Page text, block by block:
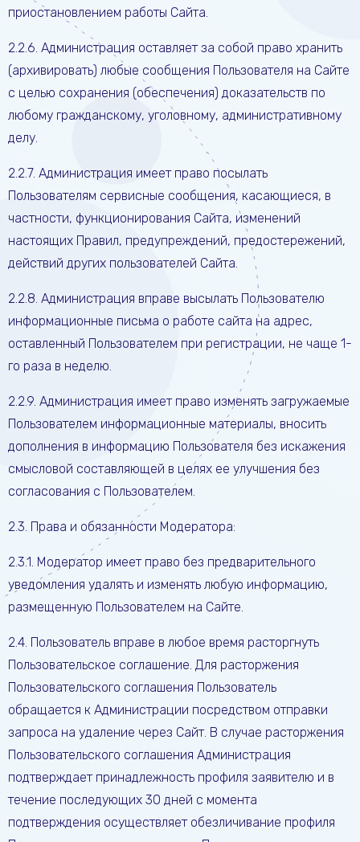
приостановлением работы Сайта.
2.2.6. Администрация оставляет за собой право хранить
(архивировать) любые сообщения Пользователя на Сайте
с целью сохранения (обеспечения) доказательств по
любому гражданскому, уголовному, административному
делу.
2.2.7. Администрация имеет право посылать
Пользователям сервисные сообщения, касающиеся, в
частности, функционирования Сайта, изменений
настоящих Правил, предупреждений, предостережений,
действий других пользователей Сайта.
2.2.8. Администрация вправе высылать Пользователю
информационные письма о работе сайта на адрес,
оставленный Пользователем при регистрации, не чаще 1-
го раза в неделю.
2.2.9. Администрация имеет право изменять загружаемые
Пользователем информационные материалы, вносить
дополнения в информацию Пользователя без искажения
смысловой составляющей в целях ее улучшения без
согласования с Пользователем.
2.3. Права и обязанности Модератора:
2.3.1. Модератор имеет право без предварительного
уведомления удалять и изменять любую информацию,
размещенную Пользователем на Сайте.
2.4. Пользователь вправе в любое время расторгнуть
Пользовательское соглашение. Для расторжения
Пользовательского соглашения Пользователь
обращается к Администрации посредством отправки
запроса на удаление через Сайт. В случае расторжения
Пользовательского соглашения Администрация
подтверждает принадлежность профиля заявителю и в
течение последующих 30 дней с момента
подтверждения осуществляет обезличивание профиля